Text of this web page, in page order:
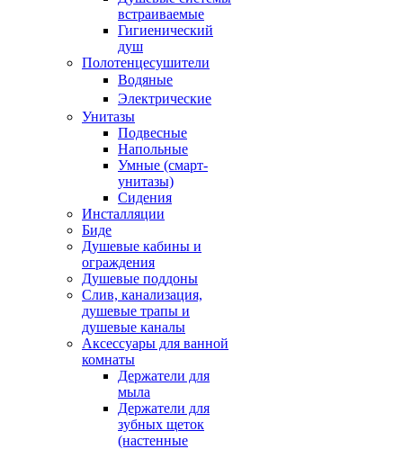
встраиваемые
Гигиенический
душ
Полотенцесушители
ㅤВодяные
ㅤЭлектрические
Унитазы
Подвесные
Напольные
Умные (смарт-
унитазы)
Сидения
Инсталляции
Биде
Душевые кабины и
ограждения
Душевые поддоны
Слив, канализация,
душевые трапы и
душевые каналы
Аксессуары для ванной
комнаты
Держатели для
мыла
Держатели для
зубных щеток
(настенные